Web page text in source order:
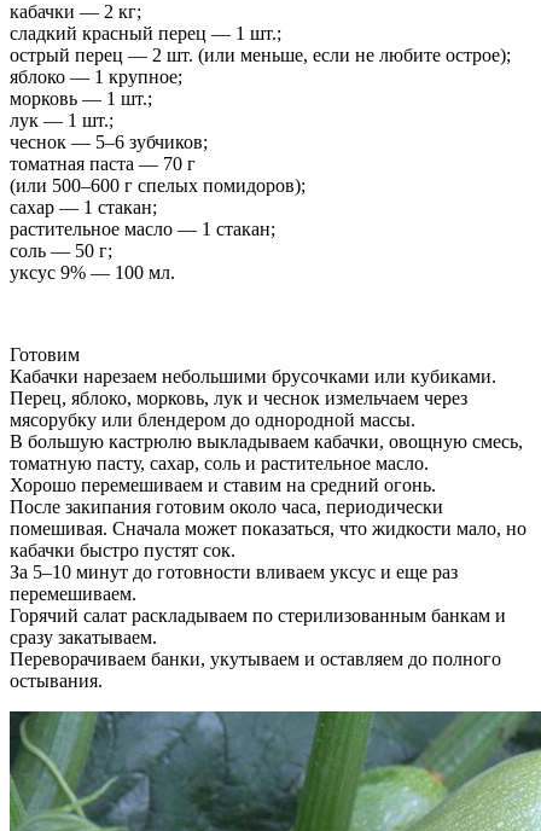
кабачки — 2 кг;
сладкий красный перец — 1 шт.;
острый перец — 2 шт. (или меньше, если не любите острое);
яблоко — 1 крупное;
морковь — 1 шт.;
лук — 1 шт.;
чеснок — 5–6 зубчиков;
томатная паста — 70 г
(или 500–600 г спелых помидоров);
сахар — 1 стакан;
растительное масло — 1 стакан;
соль — 50 г;
уксус 9% — 100 мл.
Готовим
Кабачки нарезаем небольшими брусочками или кубиками.
Перец, яблоко, морковь, лук и чеснок измельчаем через
мясорубку или блендером до однородной массы.
В большую кастрюлю выкладываем кабачки, овощную смесь,
томатную пасту, сахар, соль и растительное масло.
Хорошо перемешиваем и ставим на средний огонь.
После закипания готовим около часа, периодически
помешивая. Сначала может показаться, что жидкости мало, но
кабачки быстро пустят сок.
За 5–10 минут до готовности вливаем уксус и еще раз
перемешиваем.
Горячий салат раскладываем по стерилизованным банкам и
сразу закатываем.
Переворачиваем банки, укутываем и оставляем до полного
остывания.